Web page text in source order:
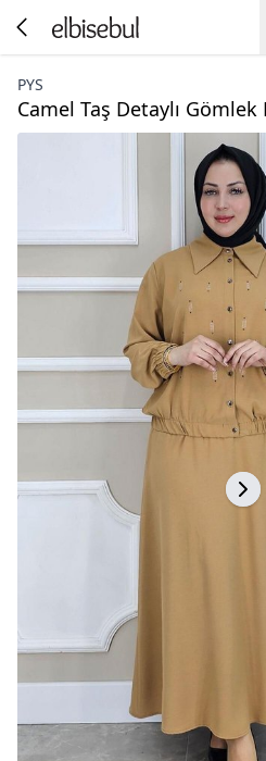
PYS
Camel Taş Detaylı Gömlek